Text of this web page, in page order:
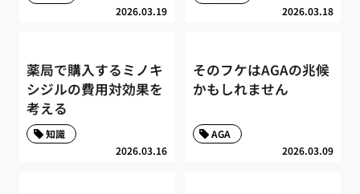
2026.03.19 2026.03.18
薬局で購入するミノキ
シジルの費用対効果を
考える
2026.03.16
知識
そのフケはAGAの兆候
かもしれません
2026.03.09
AGA